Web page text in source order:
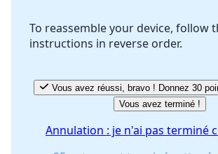
Annuler Publier
To reassemble your device, follow
instructions in reverse order.
Vous avez réussi, bravo ! Donnez 30
Vous avez terminé !
Annulation : je n'ai pas terminé